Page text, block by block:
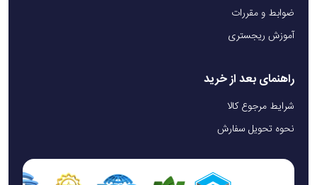
ضوابط و مقررات
آموزش ریجستری
راهنمای بعد از خرید
شرایط مرجوع کالا
نحوه تحویل سفارش